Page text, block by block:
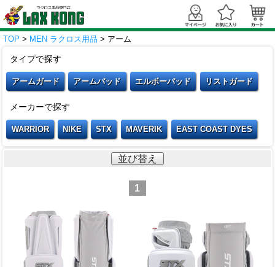
TOP > MEN ラクロス用品 > アーム
タイプで探す
アームガード アームパッド エルボーパッド リストガード
メーカーで探す
WARRIOR NIKE STX MAVERIK EAST COAST DYES
並び替え
1